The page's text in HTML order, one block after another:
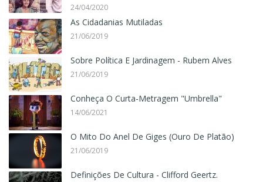
24/04/2020
As Cidadanias Mutiladas
21/06/2019
Sobre Política E Jardinagem - Rubem Alves
21/06/2019
Conheça O Curta-Metragem "Umbrella"
14/06/2021
O Mito Do Anel De Giges (Ouro De Platão)
21/06/2019
Definições De Cultura - Clifford Geertz.